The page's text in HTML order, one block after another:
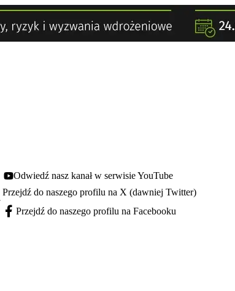
Youtube - otwiera się w nowej karcie
Odwiedź nasz kanał w serwisie YouTube
się w nowej karcie
Przejdź do naszego profilu na X (dawniej Twitter)
Facebook - otwiera się w nowej karcie
Przejdź do naszego profilu na Facebooku